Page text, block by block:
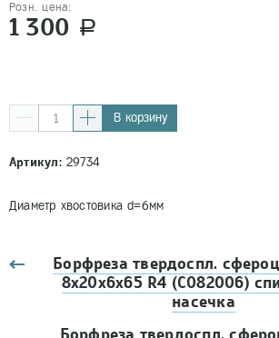
Розн. цена:
1 300 a
В корзину
Артикул:29734
Диаметр хвостовика d=6мм
Борфреза твердоспл.
8х20х6х65 R4 (С082006)
насечка